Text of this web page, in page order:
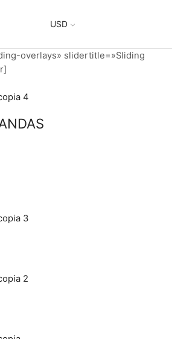
USD
overlays» slidertitle=»Sliding